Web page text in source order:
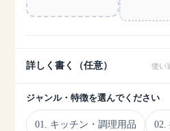
詳しく書く（任意） 使い
ジャンル・特徴を選んでください
01. キッチン・調理用品 02.